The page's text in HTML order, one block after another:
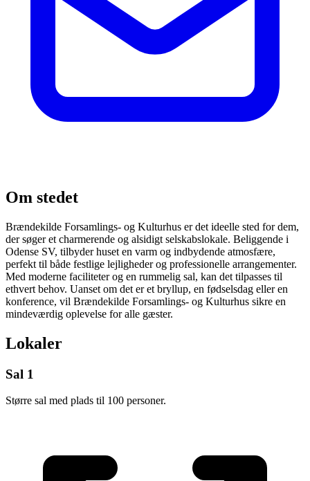
Om stedet
Brændekilde Forsamlings- og Kulturhus er det ideelle sted for dem,
der søger et charmerende og alsidigt selskabslokale. Beliggende i
Odense SV, tilbyder huset en varm og indbydende atmosfære,
perfekt til både festlige lejligheder og professionelle arrangementer.
Med moderne faciliteter og en rummelig sal, kan det tilpasses til
ethvert behov. Uanset om det er et bryllup, en fødselsdag eller en
konference, vil Brændekilde Forsamlings- og Kulturhus sikre en
mindeværdig oplevelse for alle gæster.
Lokaler
Sal 1
Større sal med plads til 100 personer.